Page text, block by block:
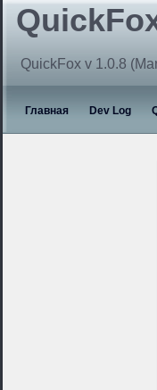
QuickFox v 1.0.8
Главная Dev Log